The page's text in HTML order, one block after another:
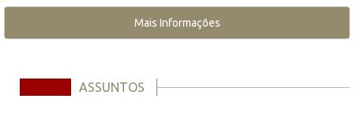
Mais Informações
ASSUNTOS